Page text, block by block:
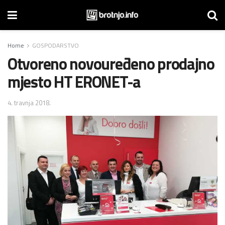
Home GOSPODARSTVO
Otvoreno novouređeno prodajno
mjesto HT ERONET-a
4. travnja 2018.